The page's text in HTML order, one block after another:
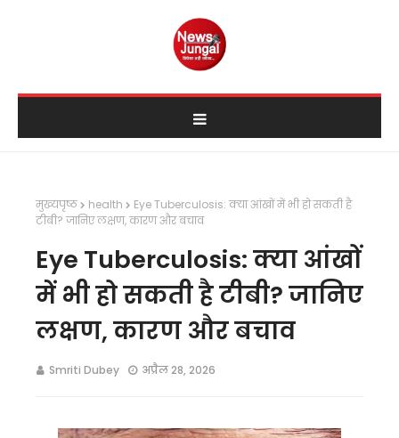
मुख्यपृष्ठ health
Eye Tuberculosis: क्या आंखों में भी हो सकती है
टीबी? जानिए लक्षण, कारण और बचाव
Eye Tuberculosis: क्या आंखों
में भी हो सकती है टीबी? जानिए
लक्षण, कारण और बचाव
Smriti Dubey अप्रैल 28, 2026